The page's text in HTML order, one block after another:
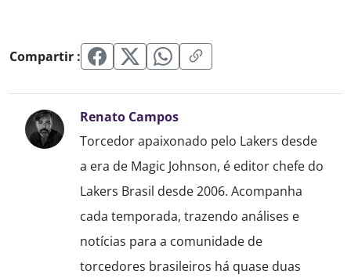
Compartir :
Renato Campos
Torcedor apaixonado pelo Lakers desde
a era de Magic Johnson, é editor chefe do
Lakers Brasil desde 2006. Acompanha
cada temporada, trazendo análises e
notícias para a comunidade de
torcedores brasileiros há quase duas